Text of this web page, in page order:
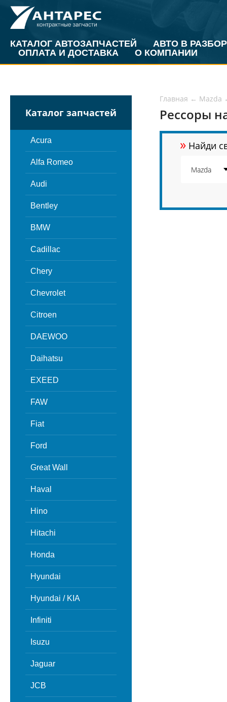
КАТАЛОГ АВТОЗАПЧАСТЕЙ
АВТО В РАЗБОР
ОПЛАТА И ДОСТАВКА
О КОМПАНИИ
Каталог запчастей
Acura
Alfa Romeo
Audi
Bentley
BMW
Cadillac
Chery
Chevrolet
Citroen
DAEWOO
Daihatsu
EXEED
FAW
Fiat
Ford
Great Wall
Haval
Hino
Hitachi
Honda
Hyundai
Hyundai / KIA
Infiniti
Isuzu
Jaguar
JCB
Главная ← Mazda
Рессоры
» Найди